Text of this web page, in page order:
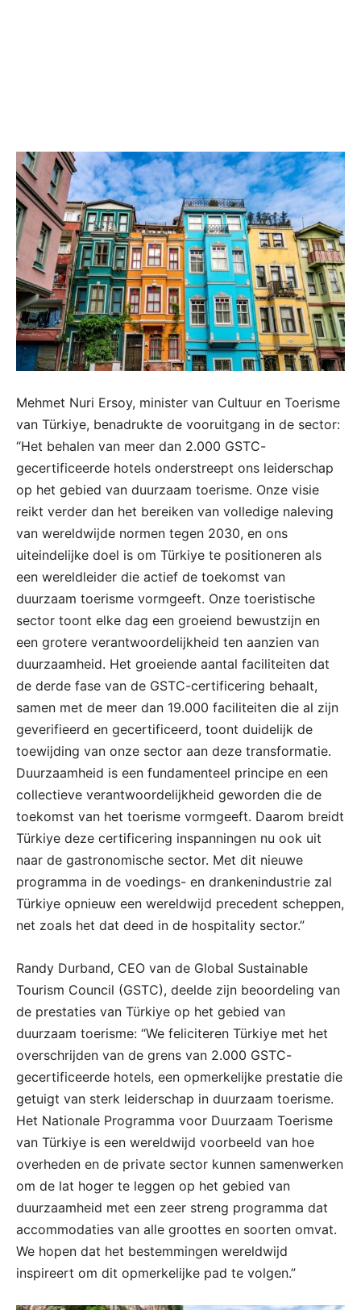
Mehmet Nuri Ersoy, minister van Cultuur en Toerisme
van Türkiye, benadrukte de vooruitgang in de sector:
“Het behalen van meer dan 2.000 GSTC-
gecertificeerde hotels onderstreept ons leiderschap
op het gebied van duurzaam toerisme. Onze visie
reikt verder dan het bereiken van volledige naleving
van wereldwijde normen tegen 2030, en ons
uiteindelijke doel is om Türkiye te positioneren als
een wereldleider die actief de toekomst van
duurzaam toerisme vormgeeft. Onze toeristische
sector toont elke dag een groeiend bewustzijn en
een grotere verantwoordelijkheid ten aanzien van
duurzaamheid. Het groeiende aantal faciliteiten dat
de derde fase van de GSTC-certificering behaalt,
samen met de meer dan 19.000 faciliteiten die al zijn
geverifieerd en gecertificeerd, toont duidelijk de
toewijding van onze sector aan deze transformatie.
Duurzaamheid is een fundamenteel principe en een
collectieve verantwoordelijkheid geworden die de
toekomst van het toerisme vormgeeft. Daarom breidt
Türkiye deze certificering inspanningen nu ook uit
naar de gastronomische sector. Met dit nieuwe
programma in de voedings- en drankenindustrie zal
Türkiye opnieuw een wereldwijd precedent scheppen,
net zoals het dat deed in de hospitality sector.”
Randy Durband, CEO van de Global Sustainable
Tourism Council (GSTC), deelde zijn beoordeling van
de prestaties van Türkiye op het gebied van
duurzaam toerisme: “We feliciteren Türkiye met het
overschrijden van de grens van 2.000 GSTC-
gecertificeerde hotels, een opmerkelijke prestatie die
getuigt van sterk leiderschap in duurzaam toerisme.
Het Nationale Programma voor Duurzaam Toerisme
van Türkiye is een wereldwijd voorbeeld van hoe
overheden en de private sector kunnen samenwerken
om de lat hoger te leggen op het gebied van
duurzaamheid met een zeer streng programma dat
accommodaties van alle groottes en soorten omvat.
We hopen dat het bestemmingen wereldwijd
inspireert om dit opmerkelijke pad te volgen.”